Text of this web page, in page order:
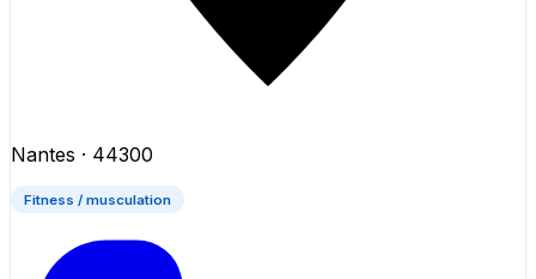
Nantes · 44300
Fitness / musculation